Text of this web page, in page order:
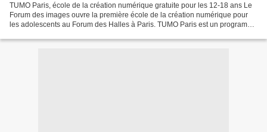
TUMO Paris, école de la création numérique gratuite pour les 12-18 ans Le
Forum des images ouvre la première école de la création numérique pour
les adolescents au Forum des Halles à Paris. TUMO Paris est un programme